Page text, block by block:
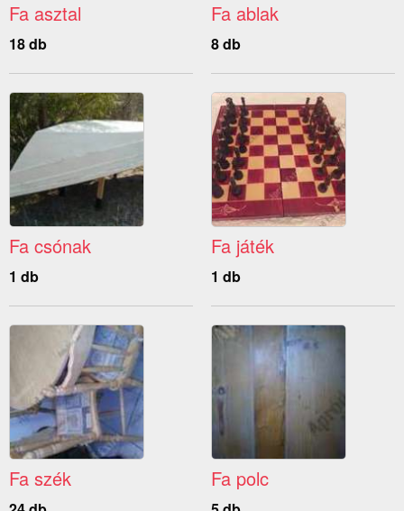
Fa asztal
18 db
Fa ablak
8 db
Fa csónak
1 db
Fa játék
1 db
Fa szék Fa polc